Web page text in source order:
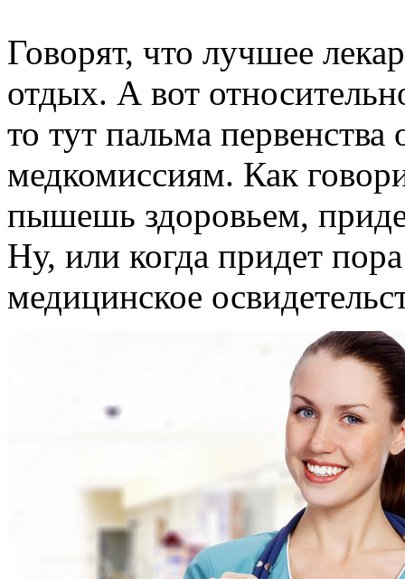
Говорят, что лучшее
отдых. А вот
то тут пальма
медкомиссиям. Как
пышешь здоровьем,
Ну, или когда придет
медицинское